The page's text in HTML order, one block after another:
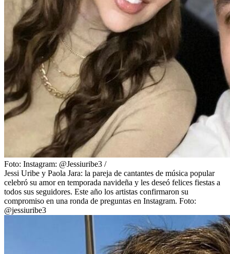
Foto: Instagram: @Jessiuribe3 /
Jessi Uribe y Paola Jara: la pareja de cantantes de música popular
celebró su amor en temporada navideña y les deseó felices fiestas a
todos sus seguidores. Este año los artistas confirmaron su
compromiso en una ronda de preguntas en Instagram. Foto:
@jessiuribe3